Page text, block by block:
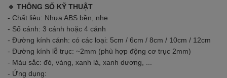
🔹 THÔNG SỐ KỸ THUẬT
- Chất liệu: Nhựa ABS bền, nhẹ
- Số cánh: 3 cánh hoặc 4 cánh
- Đường kính cánh: có các loại: 5cm / 6cm / 8cm / 10cm / 12cm
- Đường kính lỗ trục: ~2mm (phù hợp động cơ trục 2mm)
- Màu sắc: đỏ, vàng, xanh lá, xanh dương, ...
- Ứng dụng: